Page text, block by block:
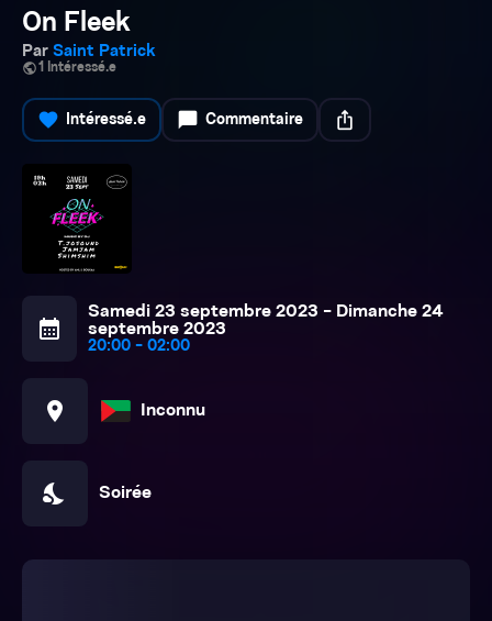
On Fleek
Par Saint Patrick
public1 Intéressé.e
favorite Intéressé.e chat_bubble Commentaire ios_share
calendar_month
Samedi 23 septembre 2023 - Dimanche 24
septembre 2023
20:00 - 02:00
location_on Inconnu
nights_stay Soirée